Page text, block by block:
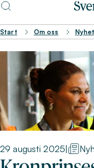
Start Om oss
29 augusti 2025|